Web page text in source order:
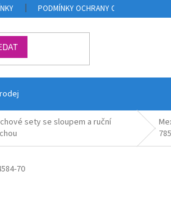
PODMÍNKY OCHRANY OSOBNÍCH ÚDAJŮ
sety se sloupem a ruční
70